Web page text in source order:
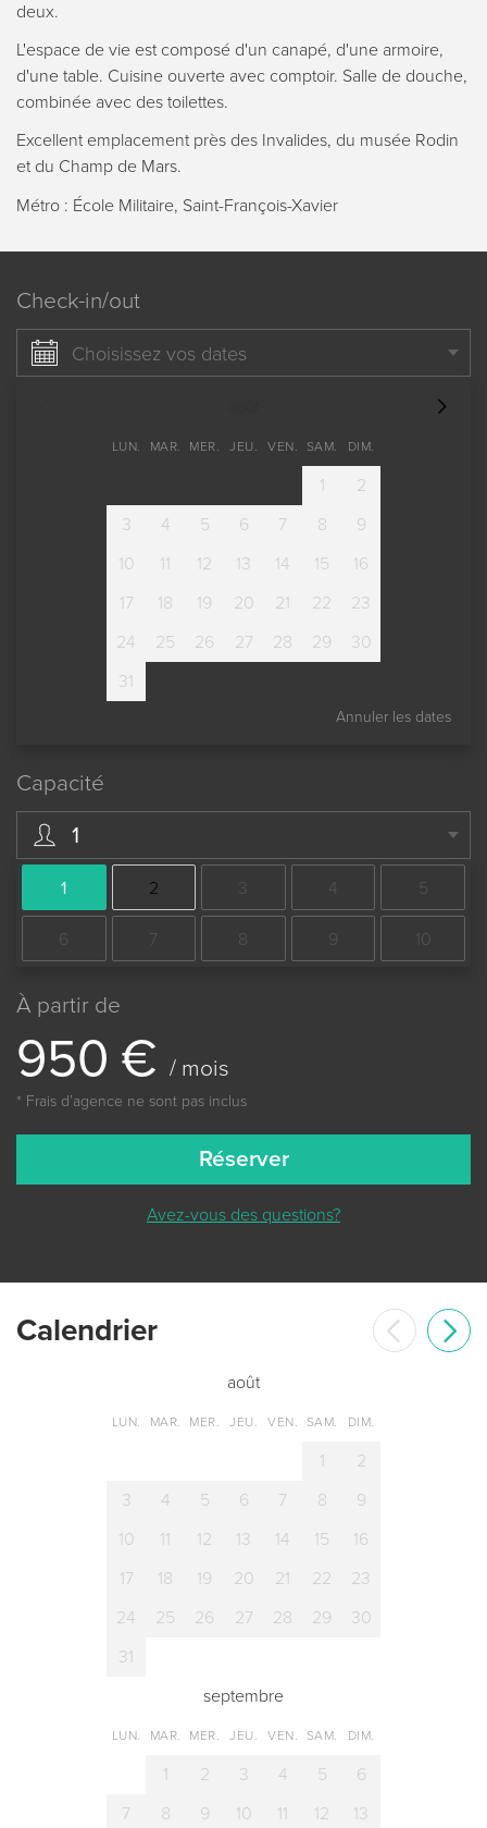
deux.
L'espace de vie est composé d'un canapé, d'une armoire,
d'une table. Cuisine ouverte avec comptoir. Salle de douche,
combinée avec des toilettes.
Excellent emplacement près des Invalides, du musée Rodin
et du Champ de Mars.
Métro : École Militaire, Saint-François-Xavier
Check-in/out
Choisissez vos dates
LUN. MAR. MER. JEU. VEN. SAM. DIM.
1
2
3
4 5 6 7 8
9
10
11 12 13 14 15
16
17
18 19 20 21 22
23
24
25 26 27 28 29
30
31
Annuler les dates
Capacité
1
1 2 3 4 5
6 7 8 9 10
À partir de
950 € / mois
* Frais dʼagence ne sont pas inclus
Réserver
Avez-vous des questions?
Сalendrier
août
LUN. MAR. MER. JEU. VEN. SAM. DIM.
1
2
3
4 5 6 7 8
9
10
11 12 13 14 15
16
17
18 19 20 21 22
23
24
25 26 27 28 29
30
31
septembre
LUN. MAR. MER. JEU. VEN. SAM. DIM.
1 2 3 4 5
6
7
8 9 10 11 12 13